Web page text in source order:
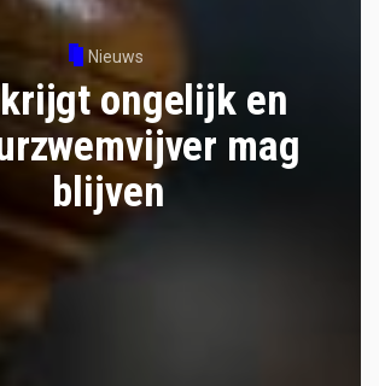
Nieuws
ongelijk en
mag
blijven